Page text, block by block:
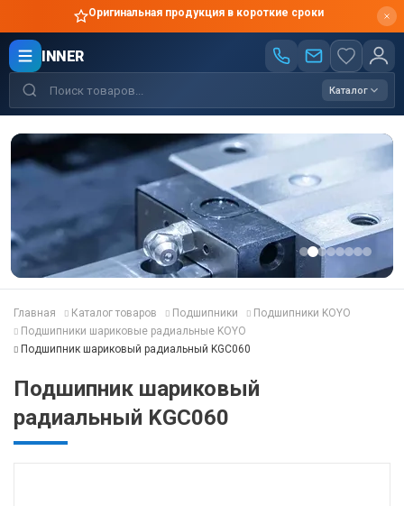
Оригинальная продукция в короткие сроки
INNER
Каталог
Главная Каталог товаров Подшипники
Подшипники KOYO
Подшипники шариковые радиальные KOYO
Подшипник шариковый радиальный KGC060
Подшипник шариковый
радиальный KGC060